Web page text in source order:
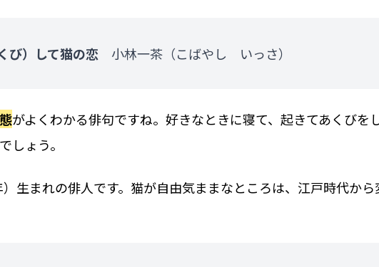
び）して猫の恋 小林一茶（こばやし いっさ）
がよくわかる俳句ですね。好きなときに寝て、起きてあくびを
しょう。
生まれの俳人です。猫が自由気ままなところは、江戸時代から